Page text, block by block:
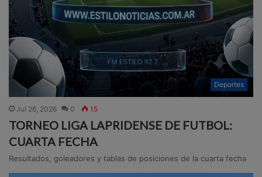
Deportes
Jul 26, 2026 0 15
TORNEO LIGA LAPRIDENSE DE FUTBOL:
CUARTA FECHA
Resultados, goleadores y tablas de posiciones de la cuarta fecha